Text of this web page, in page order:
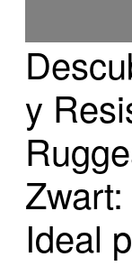
y
Ideal